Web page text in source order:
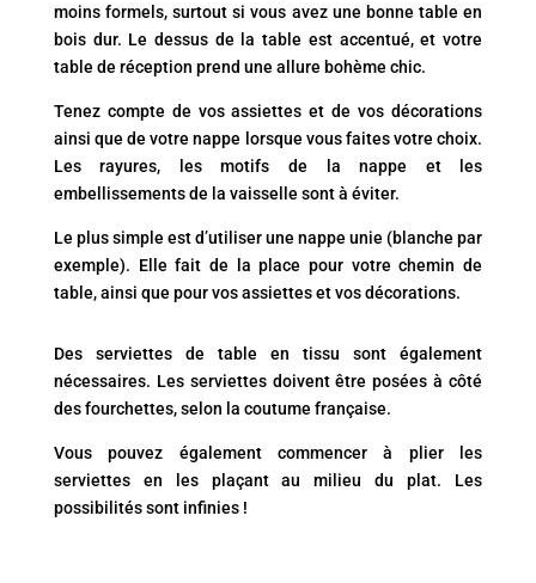
moins formels, surtout si vous avez une bonne table en
bois dur. Le dessus de la table est accentué, et votre
table de réception prend une allure bohème chic.
Tenez compte de vos assiettes et de vos décorations
ainsi que de votre nappe lorsque vous faites votre choix.
Les rayures, les motifs de la nappe et les
embellissements de la vaisselle sont à éviter.
Le plus simple est d’utiliser une nappe unie (blanche par
exemple). Elle fait de la place pour votre chemin de
table, ainsi que pour vos assiettes et vos décorations.
Des serviettes de table en tissu sont également
nécessaires. Les serviettes doivent être posées à côté
des fourchettes, selon la coutume française.
Vous pouvez également commencer à plier les
serviettes en les plaçant au milieu du plat. Les
possibilités sont infinies !